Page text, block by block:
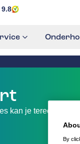
9.8
kan je terecht voor
By